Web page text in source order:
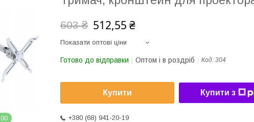
00
603 ₴ 512,55 ₴
Показати оптові ціни
Готово до відправки Оптом і в роздріб Код: 304
Купити Купити з
+380 (68) 941-20-19